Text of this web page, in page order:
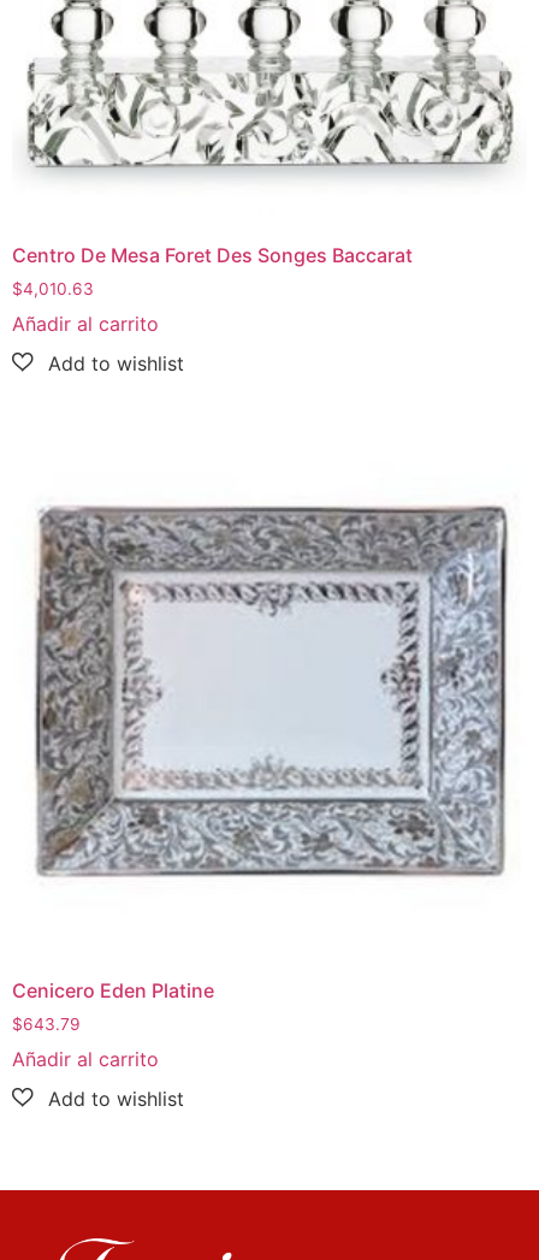
Centro De Mesa Foret Des Songes Baccarat
$4,010.63
Añadir al carrito
Cenicero Eden Platine
$643.79
Añadir al carrito